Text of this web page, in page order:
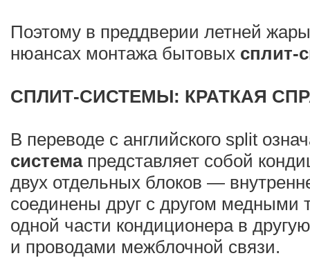
Поэтому в преддверии летней
нюансах монтажа бытовых сплит-
СПЛИТ-СИСТЕМЫ: КРАТКАЯ
В переводе с английского split
системапредставляет собой
двух отдельных блоков —
соединены друг с другом медными
одной части кондиционера в
и проводами межблочной связи.